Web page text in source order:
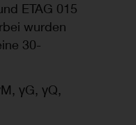
ETAG 015
wurden
30-
γG, γQ,